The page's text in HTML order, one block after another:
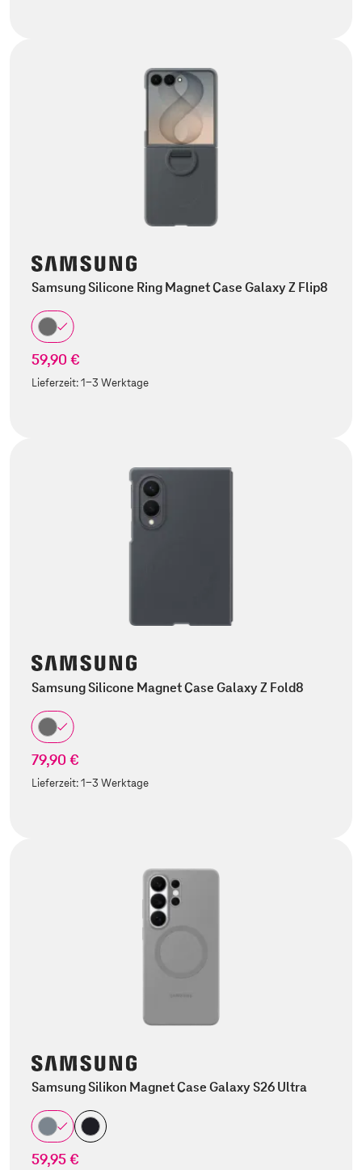
Samsung Silicone Ring Magnet Case Galaxy Z Flip8
59,90 €
Lieferzeit:1-3 Werktage
Samsung Silicone Magnet Case Galaxy Z Fold8
79,90 €
Lieferzeit:1-3 Werktage
Samsung Silikon Magnet Case Galaxy S26 Ultra
59,95 €